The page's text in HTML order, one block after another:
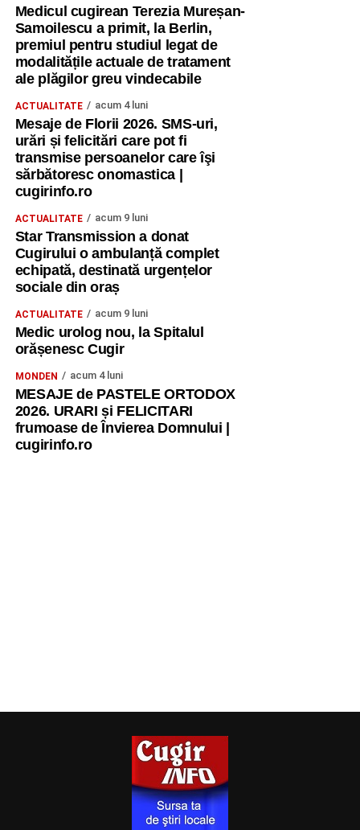
Medicul cugirean Terezia Mureșan-
Samoilescu a primit, la Berlin,
premiul pentru studiul legat de
modalitățile actuale de tratament
ale plăgilor greu vindecabile
ACTUALITATE acum 4 luni
Mesaje de Florii 2026. SMS-uri,
urări și felicitări care pot fi
transmise persoanelor care îşi
sărbătoresc onomastica |
cugirinfo.ro
ACTUALITATE acum 9 luni
Star Transmission a donat
Cugirului o ambulanță complet
echipată, destinată urgențelor
sociale din oraș
ACTUALITATE acum 9 luni
Medic urolog nou, la Spitalul
orășenesc Cugir
MONDEN acum 4 luni
MESAJE de PASTELE ORTODOX
2026. URARI și FELICITARI
frumoase de Învierea Domnului |
cugirinfo.ro